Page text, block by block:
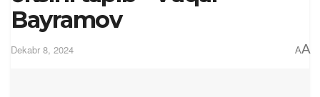
Bayramov
Dekabr 8, 2024 AA